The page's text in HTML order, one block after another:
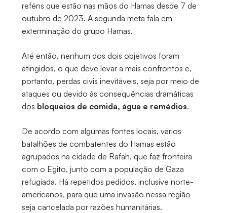
reféns que estão nas mãos do Hamas desde 7 de
outubro de 2023. A segunda meta fala em
exterminação do grupo Hamas.
Até então, nenhum dos dois objetivos foram
atingidos, o que deve levar a mais confrontos e,
portanto, perdas civis inevitáveis, seja por meio de
ataques ou devido às consequências dramáticas
dos bloqueios de comida, água e remédios.
De acordo com algumas fontes locais, vários
batalhões de combatentes do Hamas estão
agrupados na cidade de Rafah, que faz fronteira
com o Egito, junto com a população de Gaza
refugiada. Há repetidos pedidos, inclusive norte-
americanos, para que uma invasão nessa região
seja cancelada por razões humanitárias.